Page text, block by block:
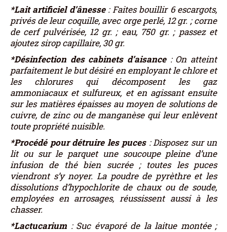
*Lait artificiel d’ânesse: Faites bouillir 6 escargots,
privés de leur coquille, avec orge perlé, 12 gr. ; corne
de cerf pulvérisée, 12 gr. ; eau, 750 gr. ; passez et
ajoutez sirop capillaire, 30 gr.
*Désinfection des cabinets d’aisance: On atteint
parfaitement le but désiré en employant le chlore et
les chlorures qui décomposent les gaz
ammoniacaux et sulfureux, et en agissant ensuite
sur les matières épaisses au moyen de solutions de
cuivre, de zinc ou de manganèse qui leur enlèvent
toute propriété nuisible.
*Procédé pour détruire les puces: Disposez sur un
lit ou sur le parquet une soucoupe pleine d’une
infusion de thé bien sucrée ; toutes les puces
viendront s’y noyer. La poudre de pyrèthre et les
dissolutions d’hypochlorite de chaux ou de soude,
employées en arrosages, réussissent aussi à les
chasser.
*Lactucarium : Suc évaporé de la laitue montée ;